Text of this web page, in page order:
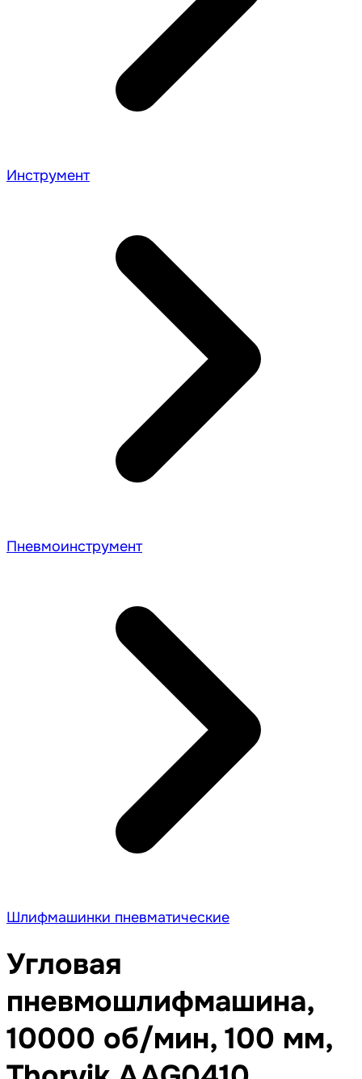
Инструмент
Пневмоинструмент
Шлифмашинки пневматические
Угловая
пневмошлифмашина,
10000 об/мин, 100 мм,